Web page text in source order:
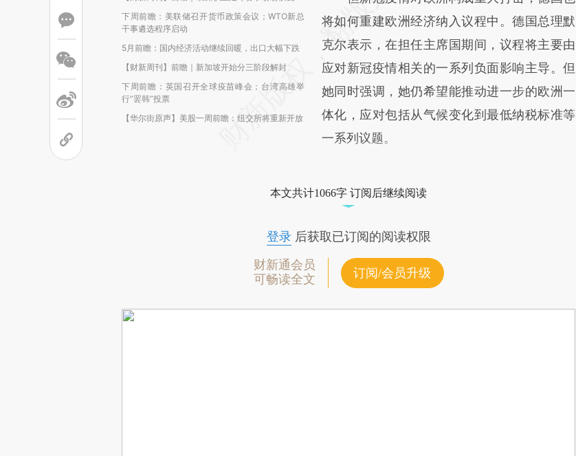
下周前瞻：美联储召开货币政策会议；WTO新总
干事遴选程序启动
5月前瞻：国内经济活动继续回暖，出口大幅下跌
【财新周刊】前瞻｜新加坡开始分三阶段解封
下周前瞻：英国召开全球疫苗峰会；台湾高雄举
行“罢韩”投票
【华尔街原声】美股一周前瞻：纽交所将重新开放
将如何重建欧洲经济纳入议程中。德国总理默
克尔表示，在担任主席国期间，议程将主要由
应对新冠疫情相关的一系列负面影响主导。但
她同时强调，她仍希望能推动进一步的欧洲一
体化，应对包括从气候变化到最低纳税标准等
一系列议题。
本文共计1066字 订阅后继续阅读
登录后获取已订阅的阅读权限
财新通会员
可畅读全文
订阅/会员升级